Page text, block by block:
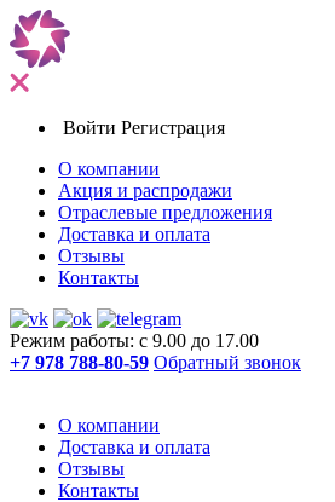
Войти Регистрация
О компании
Акция и распродажи
Отраслевые предложения
Доставка и оплата
Отзывы
Контакты
Режим работы: с 9.00 до 17.00
+7 978 788-80-59 Обратный звонок
О компании
Доставка и оплата
Отзывы
Контакты